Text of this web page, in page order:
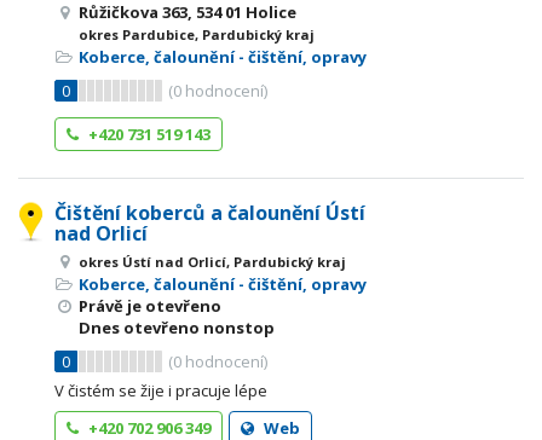
Růžičkova 363, 534 01 Holice
okres Pardubice, Pardubický kraj
Koberce, čalounění - čištění, opravy
0
(0 hodnocení)
+420 731 519 143
Čištění koberců a čalounění Ústí
nad Orlicí
okres Ústí nad Orlicí, Pardubický kraj
Koberce, čalounění - čištění, opravy
Právě je otevřeno
Dnes otevřeno nonstop
0
(0 hodnocení)
V čistém se žije i pracuje lépe
+420 702 906 349
Web